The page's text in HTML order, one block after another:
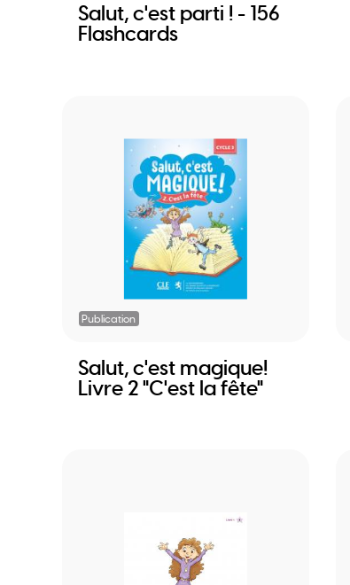
Salut, c'est parti ! - 156
Flashcards
Publication
Salut, c'est magique!
Livre 2 "C'est la fête"